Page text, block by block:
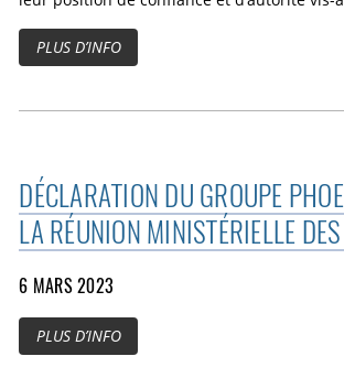
PLUS D’INFO
DÉCLARATION DU GROUPE
LA RÉUNION MINISTÉRIELLE
6 MARS 2023
PLUS D’INFO